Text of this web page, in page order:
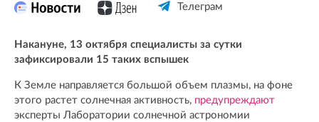
Телеграм
Накануне, 13 октября специалисты за сутки
зафиксировали 15 таких вспышек
К Земле направляется большой объем плазмы, на фоне
этого растет солнечная активность, предупреждают
эксперты Лаборатории солнечной астрономии